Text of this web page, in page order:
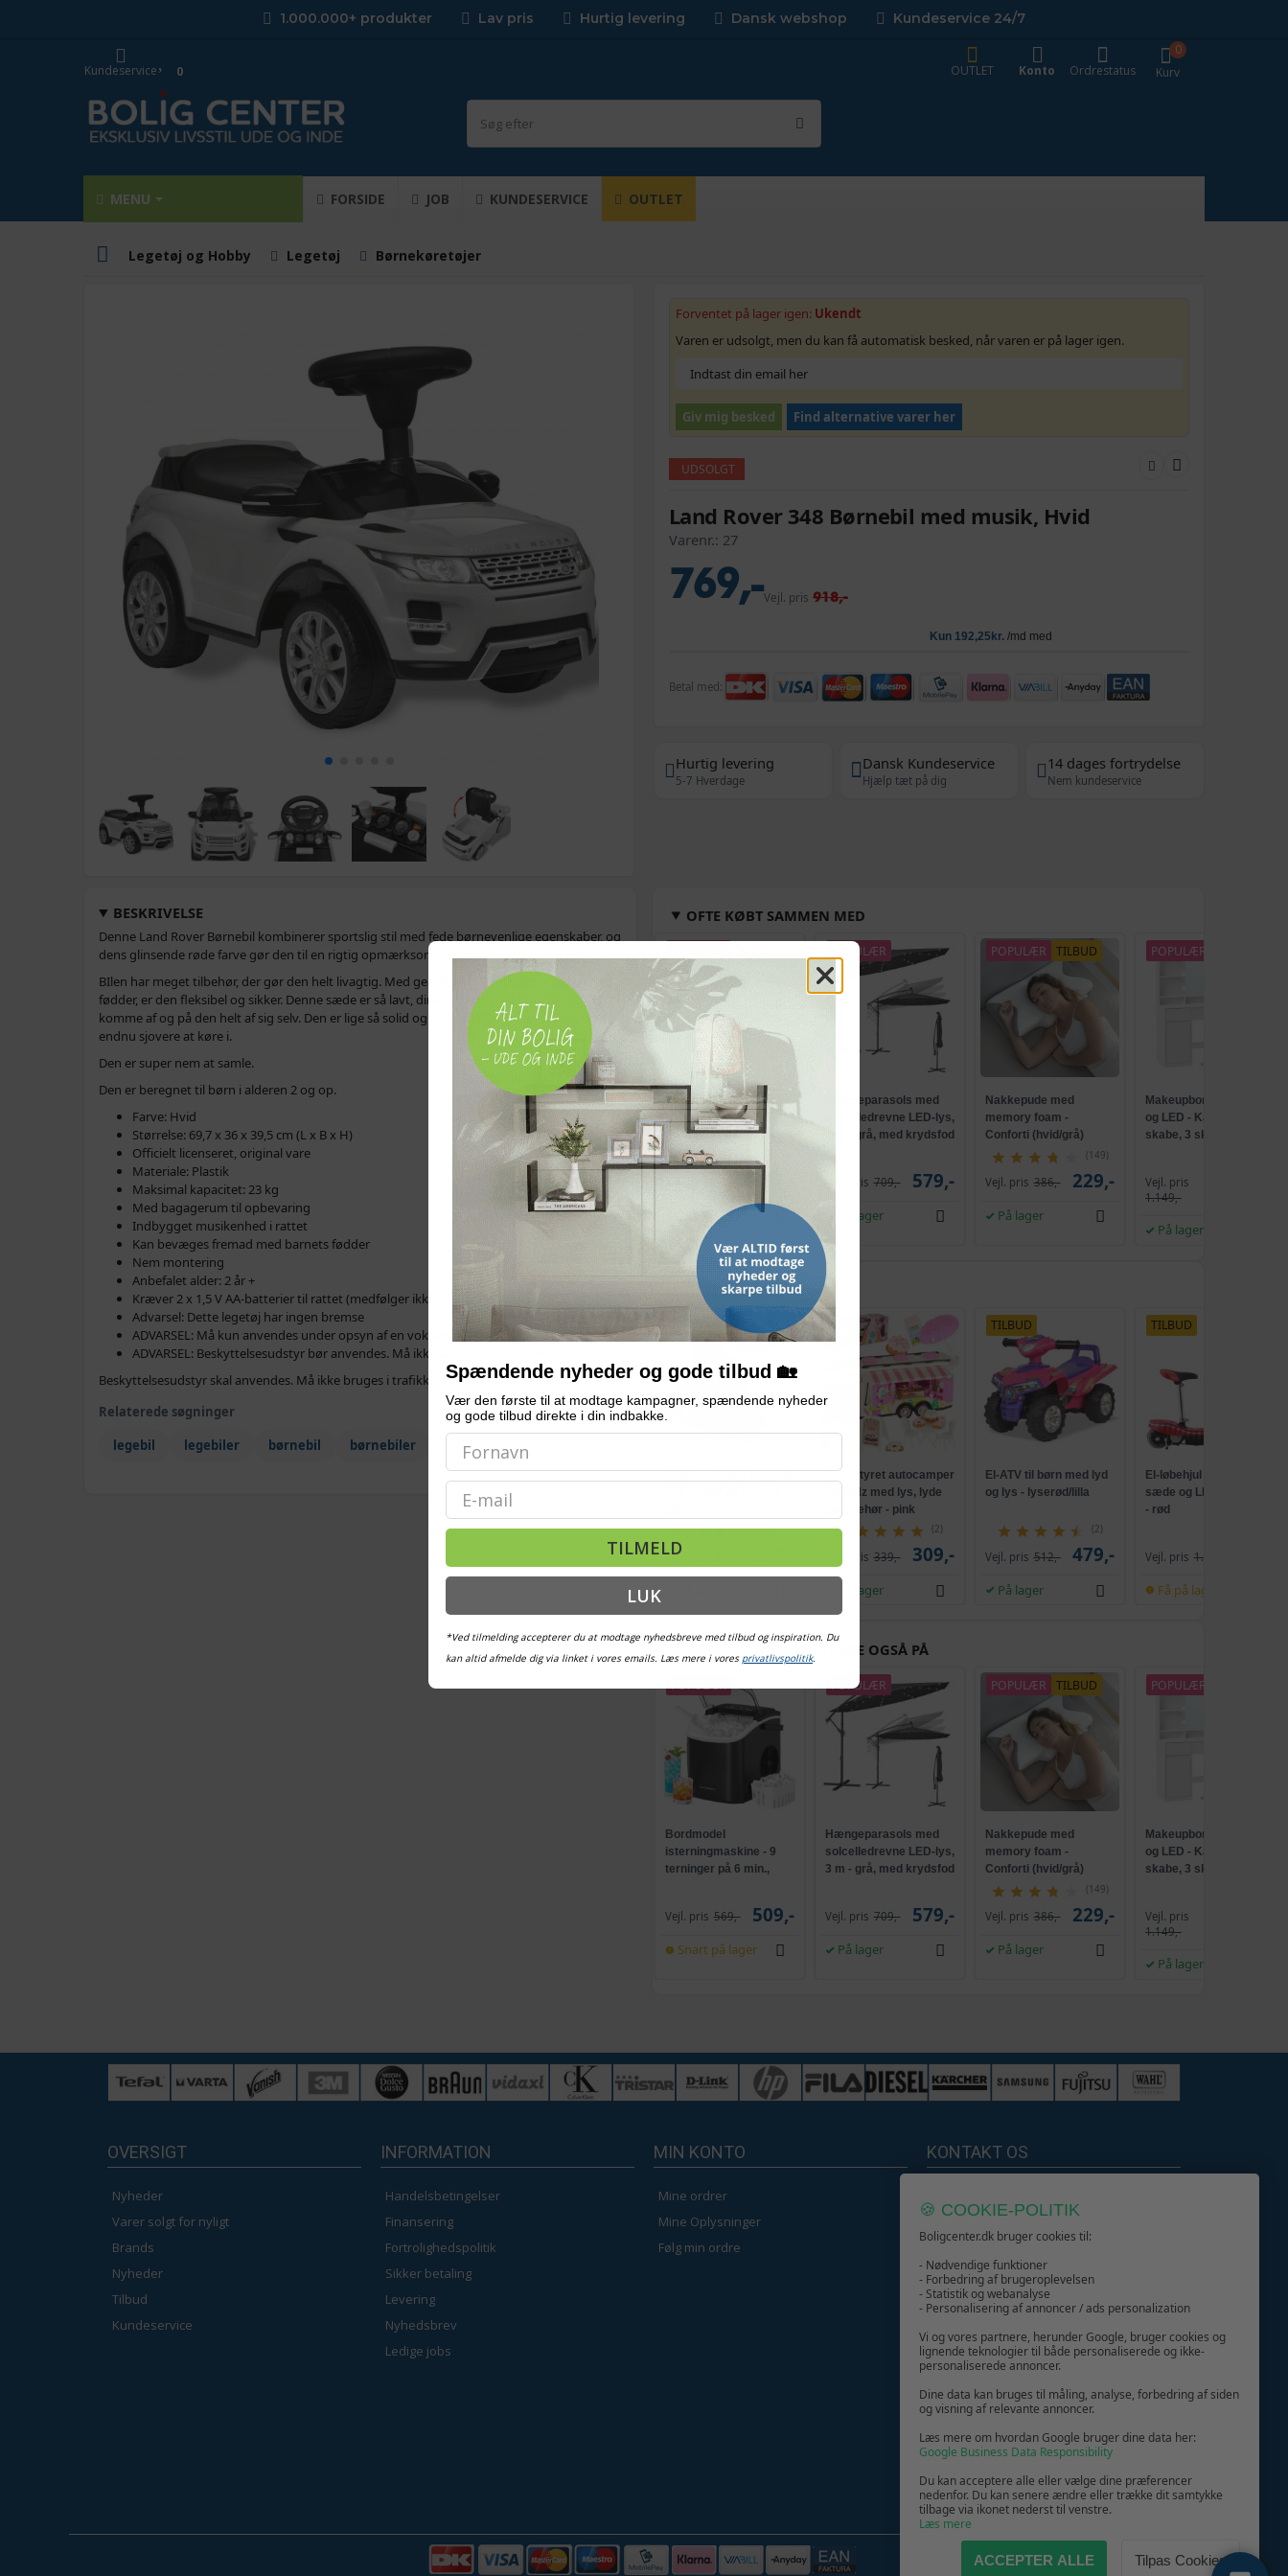
1.000.000+ produkter Lav pris Hurtig levering Dansk webshop Kundeservice 24/7
Kurv
0
OUTLET
Konto Ordrestatus
Kundeservice 0
MENU FORSIDE JOB KUNDESERVICE OUTLET
Legetøj og Hobby Legetøj Børnekøretøjer
Forventet på lager igen: Ukendt
Varen er udsolgt, men du kan få automatisk besked, når varen er på lager igen.
Giv mig besked Find alternative varer her
UDSOLGT
Land Rover 348 Børnebil med musik, Hvid
Varenr.: 27
769,-Vejl. pris 918,-
Betal med:
Hurtig levering
5-7 Hverdage
Dansk Kundeservice
Hjælp tæt på dig
14 dages fortrydelse
Nem kundeservice
BESKRIVELSE
Denne Land Rover Børnebil kombinerer sportslig stil med fede børnevenlige egenskaber, og
dens glinsende røde farve gør den til en rigtig opmærksomhedsfanger.
BIlen har meget tilbehør, der gør den helt livagtig. Med gearet som kontrolleres af barnets
fødder, er den fleksibel og sikker. Denne sæde er så lavt, dine små børn vil have nemt ved at
komme af og på den helt af sig selv. Den er lige så solid og slidstærk, som den ser ud, og
endnu sjovere at køre i.
Den er super nem at samle.
Den er beregnet til børn i alderen 2 og op.
Farve: Hvid
Størrelse: 69,7 x 36 x 39,5 cm (L x B x H)
Officielt licenseret, original vare
Materiale: Plastik
Maksimal kapacitet: 23 kg
Med bagagerum til opbevaring
Indbygget musikenhed i rattet
Kan bevæges fremad med barnets fødder
Nem montering
Anbefalet alder: 2 år +
Kræver 2 x 1,5 V AA-batterier til rattet (medfølger ikke)
Advarsel: Dette legetøj har ingen bremse
ADVARSEL: Må kun anvendes under opsyn af en voksen.
ADVARSEL: Beskyttelsesudstyr bør anvendes. Må ikke anvendes i trafikken.
Beskyttelsesudstyr skal anvendes. Må ikke bruges i trafikken.GPSR
Relaterede søgninger
legebil
legebiler børnebil børnebiler
OFTE KØBT SAMMEN MED
Bordmodel
isterningmaskine - 9
terninger på 6 min.,
selvrensende, sort
Vejl. pris 569,- 509,-
Snart på lager
POPULÆR
Hængeparasols med
solcelledrevne LED-lys,
3 m - grå, med krydsfod
Vejl. pris 709,- 579,-
På lager
POPULÆR TILBUD
Nakkepude med
memory foam -
Conforti (hvid/grå)
(149)
Vejl. pris 386,- 229,-
På lager
POPULÆR
Makeupbord med spejl
og LED - Kailyn, 2
skabe, 3 skuffer, 5
uden værktøj - cloud
hvid
Vejl. pris
1.149,-
På lager
ALTERNATIVE VARER
TILBUD
Gåbil med LED-lysende
(2)
Vejl. pris
Fjernstyret autocamper
2,4 GHz med lys, lyde
og tilbehør - pink
(2)
Vejl. pris 339,- 309,-
På lager
TILBUD
El-ATV til børn med lyd
og lys - lyserød/lilla
(2)
Vejl. pris 512,- 479,-
På lager
TILBUD
El-løbehjul til børn med
sæde og LED-lys 120 W
- rød
Vejl. pris 1.499,-
Få på lager
ANDRE KUNDER KIGGEDE OGSÅ PÅ
POPULÆR
Bordmodel
isterningmaskine - 9
terninger på 6 min.,
Vejl. pris 569,- 509,-
Snart på lager
POPULÆR
Hængeparasols med
solcelledrevne LED-lys,
3 m - grå, med krydsfod
Vejl. pris 709,- 579,-
På lager
POPULÆR TILBUD
Nakkepude med
memory foam -
Conforti (hvid/grå)
(149)
Vejl. pris 386,- 229,-
På lager
POPULÆR
Makeupbord med spejl
og LED - Kailyn, 2
skabe, 3 skuffer, 5
uden værktøj - cloud
hvid
Vejl. pris
1.149,-
På lager
OVERSIGT
Nyheder
Varer solgt for nyligt
Brands
Nyheder
Tilbud
Kundeservice
INFORMATION
Handelsbetingelser
Finansering
Fortrolighedspolitik
Sikker betaling
Levering
Nyhedsbrev
Ledige jobs
MIN KONTO
Mine ordrer
Mine Oplysninger
Følg min ordre
KONTAKT OS
Kundeservice
GIV GLÆDE MED ET GAVEKORT!
🍪 COOKIE-POLITIK
Boligcenter.dk bruger cookies til:
- Nødvendige funktioner
- Forbedring af brugeroplevelsen
- Statistik og webanalyse
- Personalisering af annoncer / ads personalization
Vi og vores partnere, herunder Google, bruger cookies og
lignende teknologier til både personaliserede og ikke-
personaliserede annoncer.
Dine data kan bruges til måling, analyse, forbedring af siden
og visning af relevante annoncer.
Læs mere om hvordan Google bruger dine data her:
Google Business Data Responsibility
Du kan acceptere alle eller vælge dine præferencer
nedenfor. Du kan senere ændre eller trække dit samtykke
tilbage via ikonet nederst til venstre.
Læs mere
ACCEPTER ALLE Tilpas Cookies
Spændende nyheder og gode tilbud 🏡
Vær den første til at modtage kampagner, spændende nyheder
og gode tilbud direkte i din indbakke.
Email
TILMELD
LUK
*Ved tilmelding accepterer du at modtage nyhedsbreve med tilbud og inspiration. Du
kan altid afmelde dig via linket i vores emails. Læs mere i vores privatlivspolitik.